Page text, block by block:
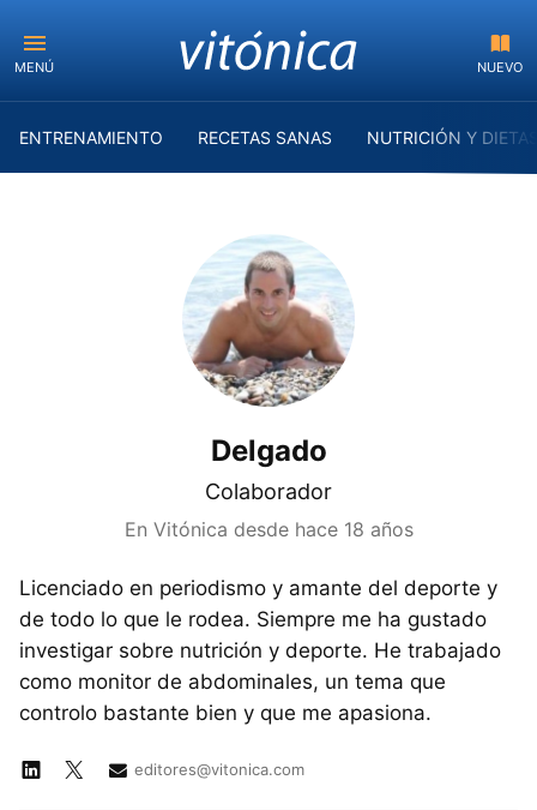
MENÚ NUEVO
ENTRENAMIENTO RECETAS SANAS NUTRICIÓN Y
Delgado
Colaborador
En Vitónica desde hace 18 años
Licenciado en periodismo y amante del deporte y
de todo lo que le rodea. Siempre me ha gustado
investigar sobre nutrición y deporte. He trabajado
como monitor de abdominales, un tema que
controlo bastante bien y que me apasiona.
editores@vitonica.com